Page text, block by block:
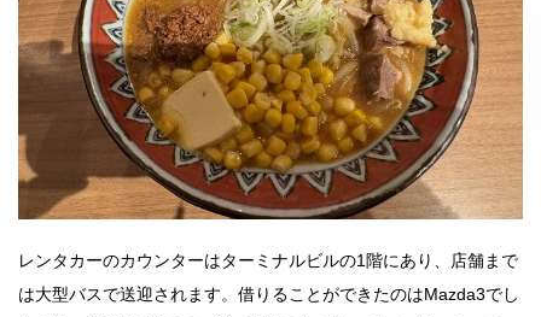
レンタカーのカウンターはターミナルビルの1階にあり、店舗まで
は大型バスで送迎されます。借りることができたのはMazda3でし